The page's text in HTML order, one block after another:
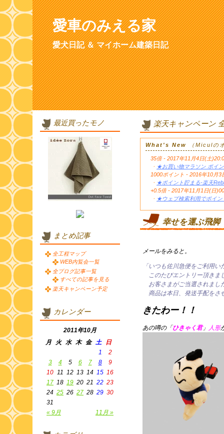
愛車のみえる家
愛犬日記 ＆ マイホーム建築日記
楽天キャンペーン
What's New （Miculの
35倍 - 2017年11月4日(土
・ ★お買い物マラソン ポイ
1000ポイント - 2016年10月
・ ★ポイント貯まる-楽天
+0.5倍 - 2017年11月1日(日
・ ★ウェブ検索利用でポイン
幸せを運ぶ飛脚
メールをみると。
「いつも佐川急便をご利用
このたびエントリー頂きま
お客さまがご当選されまし
商品は本日、発送手配をさ
きたわー！！
あの噂の「 ひきゃく君」 人形
最近買ったモノ
まとめ記事
全工程マップ
WEB内覧会一覧
全ブログ記事一覧
すべての記事を見る
楽天キャンペーン予定
カレンダー
2011年10月
月
火 水 木 金 土 日
« 9月 11月 »
1
2
3
4 5 6 7 8
9
10 11 12 13 14 15 16
17 18 19 20 21 22 23
24 25 26 27 28 29 30
31